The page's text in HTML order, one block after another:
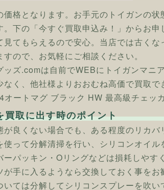
価格となります。お手元のトイガンの
。下の「今すぐ買取申込み！」からお申
見てもらえるので安心。当店では古く
すので、お気軽にご相談ください。
ッズ.comは自前でWEBにトイガンマニ
なく、他社様よりおおむね高価で買取で
オートマグ ブラック HW 最高級チェッ
買取に出す時のポイント
が良くない場合でも、ある程度のリカ
使って分解清掃を行い、シリコンオイ
ーパッキン・Oリングなどは損耗しやす
手に入るようなら交換しておく事をお
いては分解してシリコンスプレーを吹